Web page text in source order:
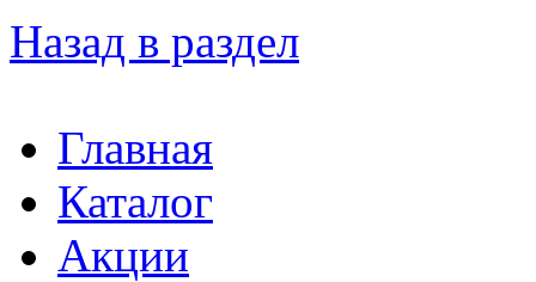
Назад в раздел
Главная
Каталог
Акции